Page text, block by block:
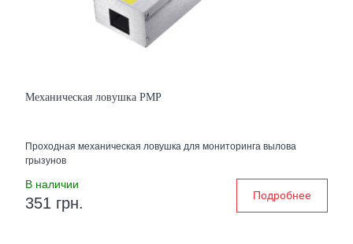
Механическая ловушка PMР
Проходная механическая ловушка для мониторинга вылова
грызунов
В наличии
351 грн. Подробнее